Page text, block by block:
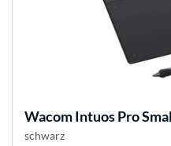
WacomIntuos Pro
schwarz